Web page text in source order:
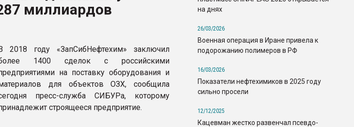
миллиардов
В 2018 году «ЗапСибНефтехим» заключил
1400 сделок с российскими
на поставку оборудования и
для объектов ОЗХ, сообщила
пресс-служба СИБУРа, которому
строящееся предприятие.
на днях
26/03/2026
Военная операция в Иране привела к
подорожанию полимеров в РФ
16/03/2026
Показатели нефтехимиков в 2025 году
сильно просели
12/12/2025
Кацевман жестко развенчал псевдо-